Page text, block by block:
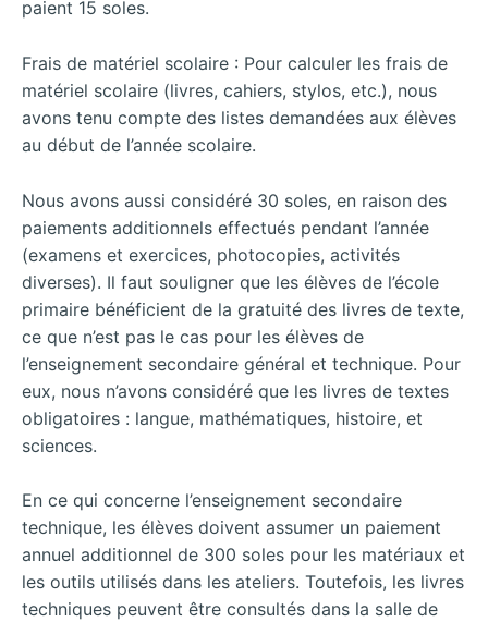
paient 15 soles.
Frais de matériel scolaire : Pour calculer les frais de
matériel scolaire (livres, cahiers, stylos, etc.), nous
avons tenu compte des listes demandées aux élèves
au début de l’année scolaire.
Nous avons aussi considéré 30 soles, en raison des
paiements additionnels effectués pendant l’année
(examens et exercices, photocopies, activités
diverses). Il faut souligner que les élèves de l’école
primaire bénéficient de la gratuité des livres de texte,
ce que n’est pas le cas pour les élèves de
l’enseignement secondaire général et technique. Pour
eux, nous n’avons considéré que les livres de textes
obligatoires : langue, mathématiques, histoire, et
sciences.
En ce qui concerne l’enseignement secondaire
technique, les élèves doivent assumer un paiement
annuel additionnel de 300 soles pour les matériaux et
les outils utilisés dans les ateliers. Toutefois, les livres
techniques peuvent être consultés dans la salle de